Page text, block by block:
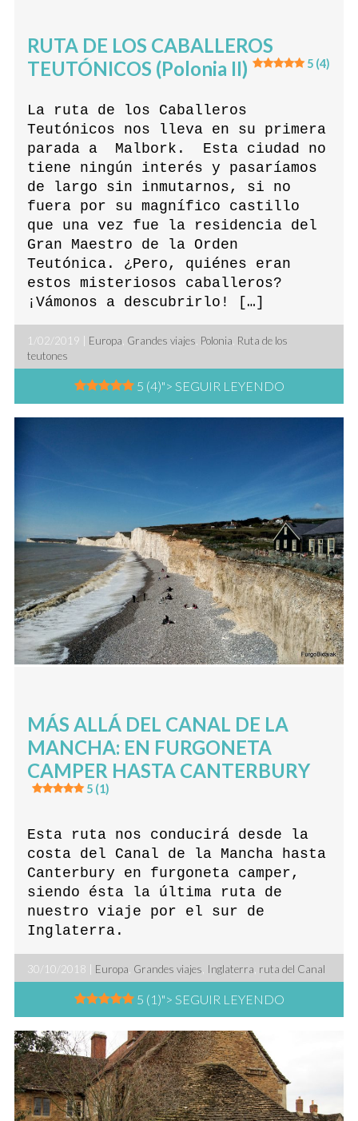
RUTA DE LOS CABALLEROS
TEUTÓNICOS (Polonia II)
5 (4)
La ruta de los Caballeros
Teutónicos nos lleva en su primera
parada a Malbork. Esta ciudad no
tiene ningún interés y pasaríamos
de largo sin inmutarnos, si no
fuera por su magnífico castillo
que una vez fue la residencia del
Gran Maestro de la Orden
Teutónica. ¿Pero, quiénes eran
estos misteriosos caballeros?
¡Vámonos a descubrirlo! […]
1/02/2019 | Europa Grandes viajes Polonia Ruta de los
teutones
5 (4)"> SEGUIR LEYENDO
MÁS ALLÁ DEL CANAL DE LA
MANCHA: EN FURGONETA
CAMPER HASTA CANTERBURY
5 (1)
Esta ruta nos conducirá desde la
costa del Canal de la Mancha hasta
Canterbury en furgoneta camper,
siendo ésta la última ruta de
nuestro viaje por el sur de
Inglaterra.
30/10/2018 | Europa Grandes viajes Inglaterra ruta del Canal
5 (1)"> SEGUIR LEYENDO